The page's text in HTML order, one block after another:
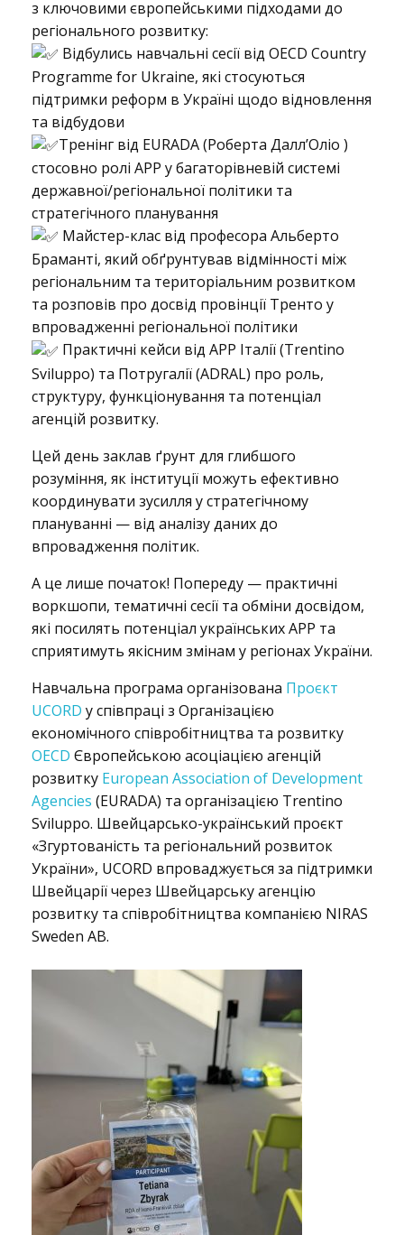
б
у
в
с
я
с
т
а
р
т
н
а
в
ч
а
ь
н
з ключовими європейськими підходами до
регіонального розвитку:
Відбулись навчальні сесії від OECD Country
Programme for Ukraine, які стосуються
підтримки реформ в Україні щодо відновлення
та відбудови
Тренінг від EURADA (Pоберта Далл’Оліо )
стосовно ролі АРР у багаторівневій системі
державної/регіональної політики та
стратегічного планування
Майстер-клас від професора Альберто
Браманті, який обґрунтував відмінності між
регіональним та територіальним розвитком
та розповів про досвід провінції Тренто у
впровадженні регіональної політики
Практичні кейси від АРР Італії (Trentino
Sviluppo) та Потругалії (ADRAL) про роль,
структуру, функціонування та потенціал
агенцій розвитку.
Цей день заклав ґрунт для глибшого
розуміння, як інституції можуть ефективно
координувати зусилля у стратегічному
плануванні — від аналізу даних до
впровадження політик.
А це лише початок! Попереду — практичні
воркшопи, тематичні сесії та обміни досвідом,
які посилять потенціал українських АРР та
сприятимуть якісним змінам у регіонах України.
Навчальна програма організована Проєкт
UCORD у співпраці з Організацією
економічного співробітництва та розвитку
OECD Європейською асоціацією агенцій
розвитку European Association of Development
Agencies (EURADA) та організацією Trentino
Sviluppo. Швейцарсько-український проєкт
«Згуртованість та регіональний розвиток
України», UCORD впроваджується за підтримки
Швейцарії через Швейцарську агенцію
розвитку та співробітництва компанією NIRAS
Sweden AB.